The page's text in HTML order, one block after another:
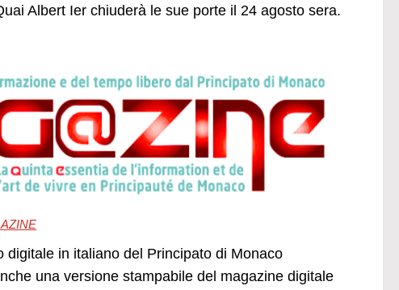
Albert Ier chiuderà le sue porte il 24 agosto sera.
in italiano del Principato di Monaco
una versione stampabile del magazine digitale